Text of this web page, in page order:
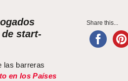
start-
las barreras
en los Países
Share this...